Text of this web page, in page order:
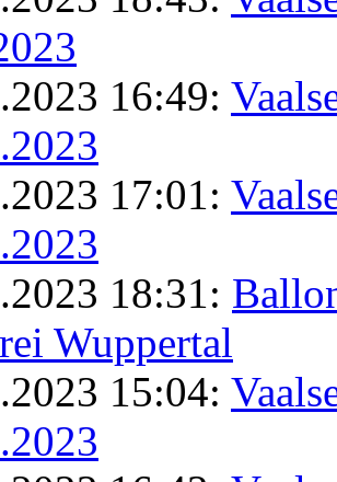
16:49:
17:01:
18:31:
Wuppertal
15:04: